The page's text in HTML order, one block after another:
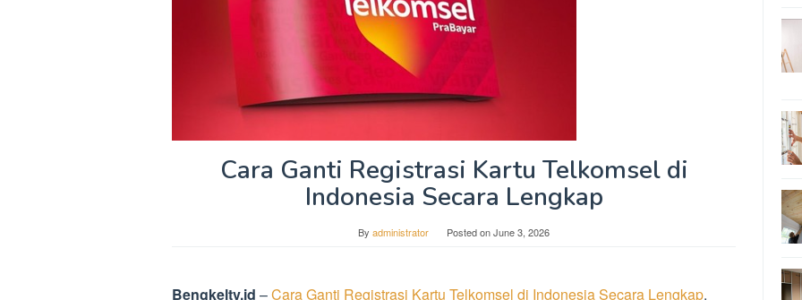
Cara Ganti Registrasi Kartu Telkomsel di
Indonesia Secara Lengkap
By administrator Posted onJune 3, 2026
Bengkeltv.id –Cara Ganti Registrasi Kartu Telkomsel di Indonesia Secara Lengkap.